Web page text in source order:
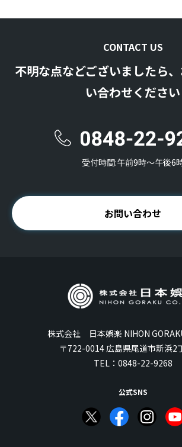
CONTACT US
不明な点などございましたら
い合わせください
受付時間:午前9時〜午後6
お問い合わせ
株式会社 日本娯楽 NIHON
〒722-0014 広島県尾道市新浜2
TEL： 0848-22-9268
公式SNS